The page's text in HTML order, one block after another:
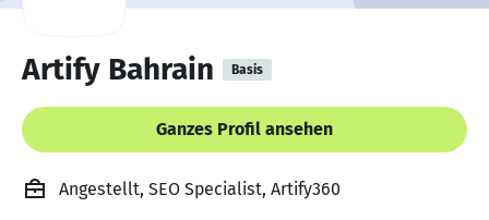
Artify Bahrain Basis
Ganzes Profil ansehen
Angestellt, SEO Specialist, Artify360